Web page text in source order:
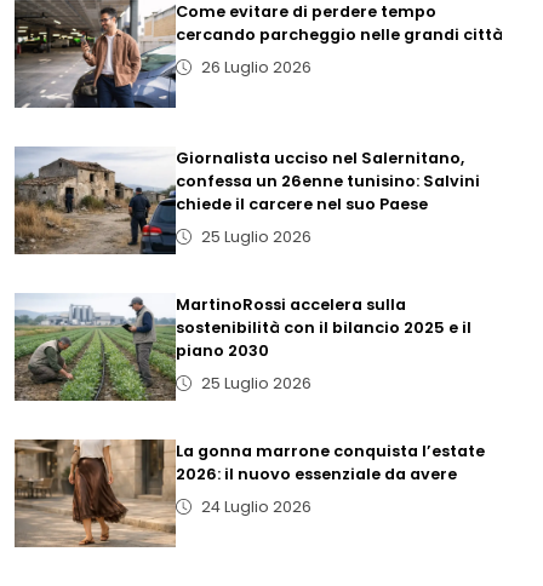
Come evitare di perdere tempo
cercando parcheggio nelle grandi città
26 Luglio 2026
Giornalista ucciso nel Salernitano,
confessa un 26enne tunisino: Salvini
chiede il carcere nel suo Paese
25 Luglio 2026
MartinoRossi accelera sulla
sostenibilità con il bilancio 2025 e il
piano 2030
25 Luglio 2026
La gonna marrone conquista l’estate
2026: il nuovo essenziale da avere
24 Luglio 2026